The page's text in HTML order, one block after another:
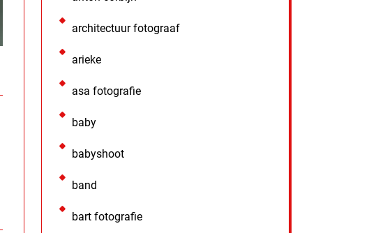
architectuur fotograaf
arieke
asa fotografie
baby
babyshoot
band
bart fotografie